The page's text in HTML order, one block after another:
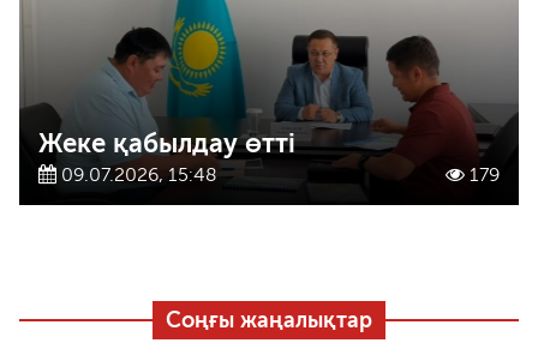
Жеке қабылдау өтті
09.07.2026, 15:48 179
Соңғы жаңалықтар